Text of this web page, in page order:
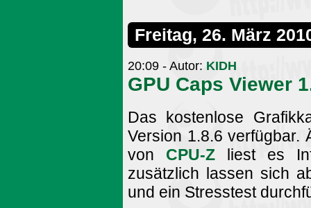
Freitag, 26. März
20:09 - Autor: KIDH
GPU Caps Viewer
Das kostenlose
Version 1.8.6 verfügbar.
von CPU-Z liest es
zusätzlich lassen sich
und ein Stresstest